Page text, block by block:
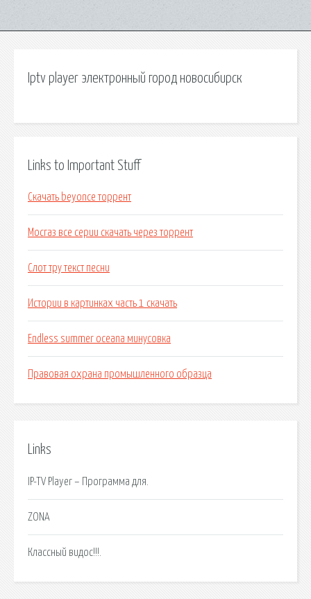
Iptv player электронный город новосибирск
Links to Important Stuff
Скачать beyonce торрент
Мосгаз все серии скачать через торрент
Слот тру текст песни
Истории в картинках часть 1 скачать
Endless summer oceana минусовка
Правовая охрана промышленного образца
Links
IP-TV Player – Программа для.
ZONA
Классный видос!!!.